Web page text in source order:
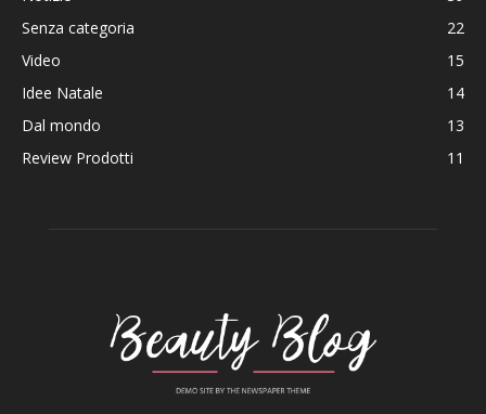
Senza categoria
22
Video
15
Idee Natale
14
Dal mondo
13
Review Prodotti
11